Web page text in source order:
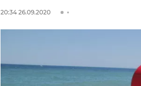
20:34 26.09.2020